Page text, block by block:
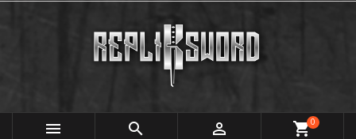
   shopping_cart0